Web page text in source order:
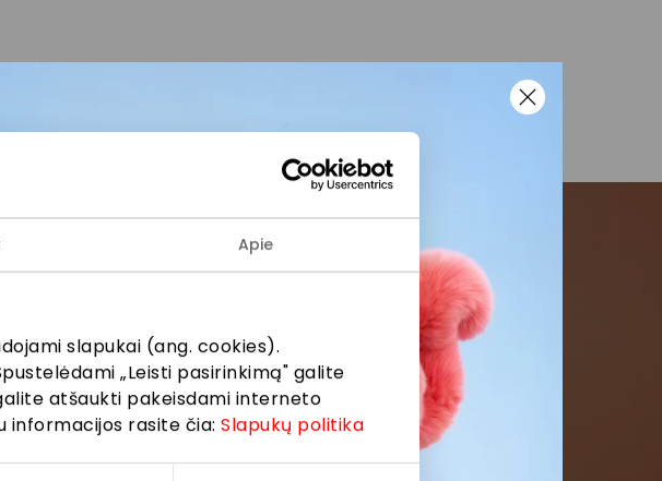
Apie
slapukai (ang. cookies).
„Leisti pasirinkimą" galite
atšaukti pakeisdami interneto
informacijos rasite čia:Slapukų politika
ir naujausią informaciją iš